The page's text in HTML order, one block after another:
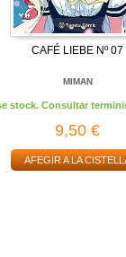
CAFÉ LIEBE Nº 07
MIMAN
stock. Consultar
9,50 €
AFEGIR A LA